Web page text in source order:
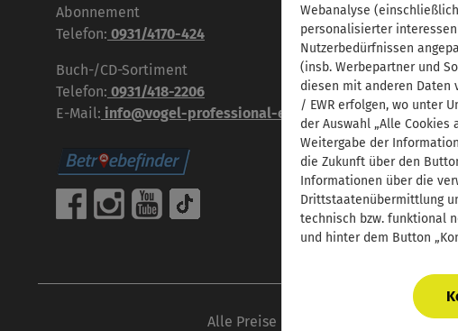
Abonnement
Telefon: 0931/4170-424
Buch-/CD-Sortiment
Telefon: 0931/418-2206
E-Mail: info@vogel-professional-education.de
E-
Alle Preise inkl. gesetzl.
Webanalyse
personalisierter
Nutzerbedürfnissen
(insb. Werbepartner und
diesen mit anderen Daten
/ EWR erfolgen, wo unter
der Auswahl „Alle
Weitergabe der
die Zukunft über den
Informationen über die
Drittstaatenübermittlung
technisch bzw. funktional
und hinter dem Button